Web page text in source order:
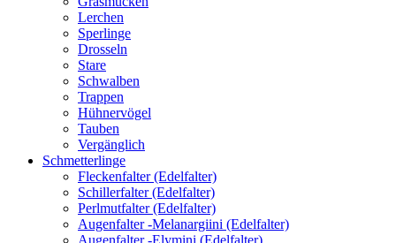
Lerchen
Sperlinge
Drosseln
Stare
Schwalben
Trappen
Hühnervögel
Tauben
Vergänglich
Schmetterlinge
Fleckenfalter (Edelfalter)
Schillerfalter (Edelfalter)
Perlmutfalter (Edelfalter)
Augenfalter -Melanargiini (Edelfalter)
Augenfalter -Elymini (Edelfalter)